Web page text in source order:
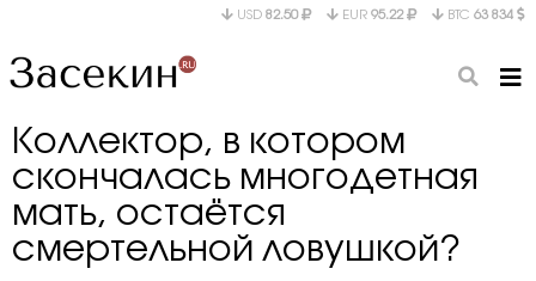
USD 82.50 EUR 95.22 BTC 63 834
Коллектор, в котором
скончалась многодетная
мать, остаётся
смертельной ловушкой?